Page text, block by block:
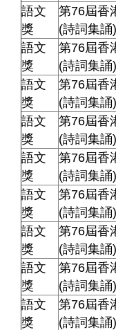
語文
獎
第76屆香
(詩詞集誦)
語文
獎
第76屆香
(詩詞集誦)
語文
獎
第76屆香
(詩詞集誦)
語文
獎
第76屆香
(詩詞集誦)
語文
獎
第76屆香
(詩詞集誦)
語文
獎
第76屆香
(詩詞集誦)
語文
獎
第76屆香
(詩詞集誦)
語文
獎
第76屆香
(詩詞集誦)
語文
獎
第76屆香
(詩詞集誦)